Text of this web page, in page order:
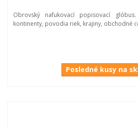
Obrovský nafukovací popisovací
kontinenty, povodia riek, krajiny, obchodné
Posledné kusy na